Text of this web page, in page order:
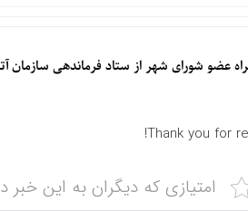
عضو شورای شهر از ستاد فرماندهی سازمان
Thank you for
امتیازی که دیگران به این خبر